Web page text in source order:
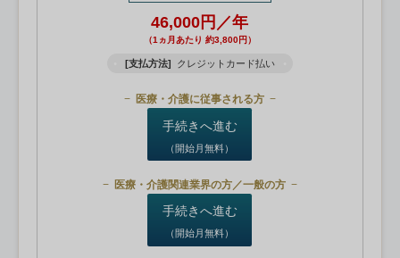
46,000円／年
（1ヵ月あたり 約3,800円）
[支払方法] クレジットカード払い
医療・介護に従事される方
手続きへ進む
（開始月無料）
医療・介護関連業界の方／一般の方
手続きへ進む
（開始月無料）